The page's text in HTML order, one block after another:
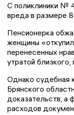
С поликлиники №
вреда в размере
Пенсионерка
женщины
перенесенных
утратой близкого,
Однако судебная
Брянского
доказательств, а
расходов